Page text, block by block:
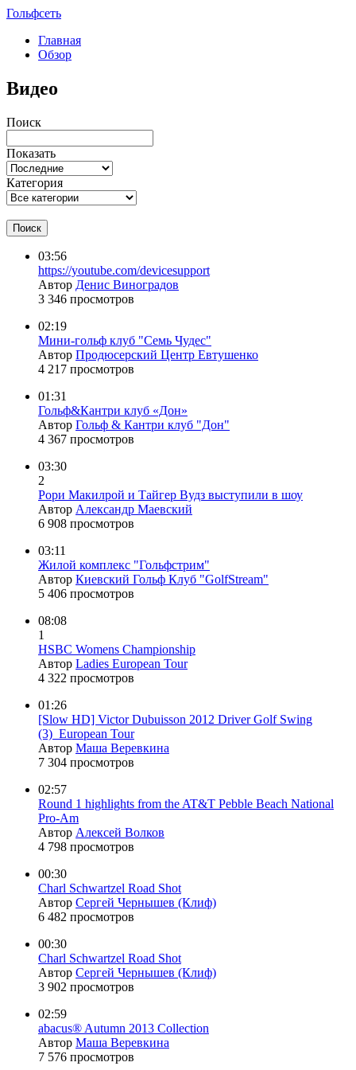
Гольфсеть
Главная
Обзор
Видео
Поиск
Показать
Категория
Поиск
03:56
https://youtube.com/devicesupport
Автор Денис Виноградов
3 346 просмотров
02:19
Мини-гольф клуб "Семь Чудес"
Автор Продюсерский Центр Евтушенко
4 217 просмотров
01:31
Гольф&Кантри клуб «Дон»
Автор Гольф & Кантри клуб "Дон"
4 367 просмотров
03:30
2
Рори Макилрой и Тайгер Вудз выступили в шоу
Автор Александр Маевский
6 908 просмотров
03:11
Жилой комплекс "Гольфстрим"
Автор Киевский Гольф Клуб "GolfStream"
5 406 просмотров
08:08
1
HSBC Womens Championship
Автор Ladies European Tour
4 322 просмотров
01:26
[Slow HD] Victor Dubuisson 2012 Driver Golf Swing
(3)_European Tour
Автор Маша Веревкина
7 304 просмотров
02:57
Round 1 highlights from the AT&T Pebble Beach National
Pro-Am
Автор Алексей Волков
4 798 просмотров
00:30
Charl Schwartzel Road Shot
Автор Сергей Чернышев (Клиф)
6 482 просмотров
00:30
Charl Schwartzel Road Shot
Автор Сергей Чернышев (Клиф)
3 902 просмотров
02:59
abacus® Autumn 2013 Collection
Автор Маша Веревкина
7 576 просмотров